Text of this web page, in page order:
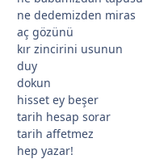
ne dedemizden miras
aç gözünü
kır zincirini usunun
duy
dokun
hisset ey beşer
tarih hesap sorar
tarih affetmez
hep yazar!
*